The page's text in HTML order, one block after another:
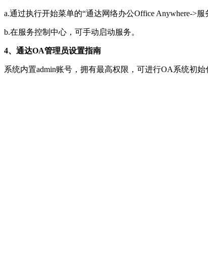
a.通过执行开始菜单的“通达网络办公Office Anywhere->
b.在服务控制中心，可手动启动服务。
4、通达OA管理员设置指南
系统内置admin账号，拥有最高权限，可进行OA系统初始